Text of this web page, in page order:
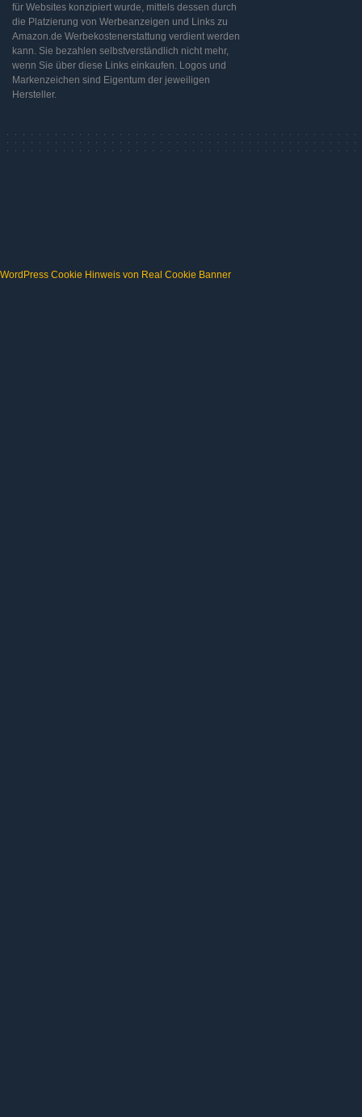
für Websites konzipiert wurde, mittels dessen durch
die Platzierung von Werbeanzeigen und Links zu
Amazon.de Werbekostenerstattung verdient werden
kann. Sie bezahlen selbstverständlich nicht mehr,
wenn Sie über diese Links einkaufen. Logos und
Markenzeichen sind Eigentum der jeweiligen
Hersteller.
WordPress Cookie Hinweis von Real Cookie Banner